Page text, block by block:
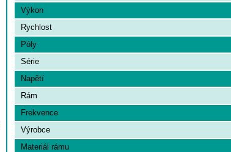
Výkon
Rychlost
Póly
Série
Napětí
Rám
Frekvence
Výrobce
Materiál rámu